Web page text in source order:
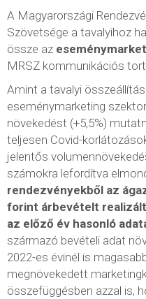
A Magyarországi
Szövetsége a tavalyihoz
össze az
MRSZ kommunikációs
Amint a tavalyi
eseménymarketing
növekedést (+5,5%)
teljesen Covid-
jelentős
számokra lefordítva
rendezvényekből az
forint árbevételt
az előző év hasonló
származó bevételi adat
2022-es évinél is
megnövekedett
összefüggésben azzal is,